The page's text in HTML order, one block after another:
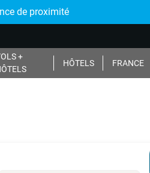
de proximité
+
HÔTELS FRANCE